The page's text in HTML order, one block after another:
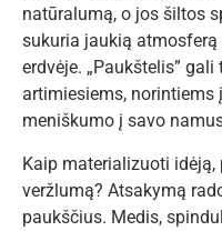
natūralumą, o jos šiltos
sukuria jaukią
erdvėje. „Paukštelis”
artimiesiems,
meniškumo į savo
Kaip materializuoti idėją,
veržlumą? Atsakymą
paukščius. Medis,